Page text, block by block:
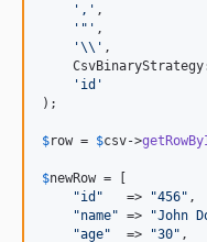
' , ' ,
' " ' ,
'\\' ,
' id '
);
$row = $csv->
$newRow = [
"id "
   =>
"456" ,
"name" => "John
"age"
  =>
"30" ,